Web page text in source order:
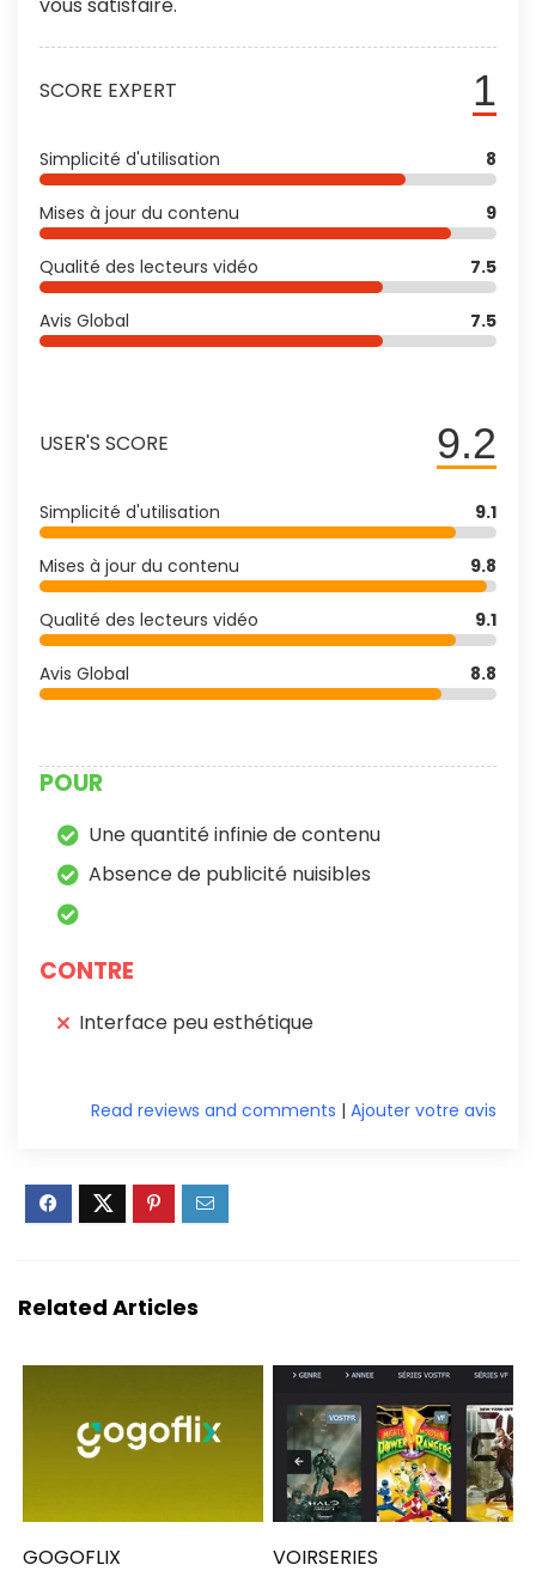
1
SCORE EXPERT
Simplicité d'utilisation 8
Mises à jour du contenu 9
Qualité des lecteurs vidéo 7.5
Avis Global 7.5
9.2
USER'S SCORE
Simplicité d'utilisation 9.1
Mises à jour du contenu 9.8
Qualité des lecteurs vidéo 9.1
Avis Global 8.8
POUR
Une quantité infinie de contenu
Absence de publicité nuisibles
CONTRE
Interface peu esthétique
Ajouter votre avis
|
Read reviews and comments
Related Articles
GOGOFLIX VOIRSERIES